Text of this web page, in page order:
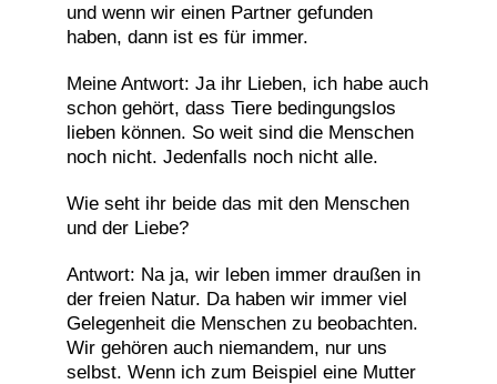
und wenn wir einen Partner gefunden
haben, dann ist es für immer.
Meine Antwort: Ja ihr Lieben, ich habe auch
schon gehört, dass Tiere bedingungslos
lieben können. So weit sind die Menschen
noch nicht. Jedenfalls noch nicht alle.
Wie seht ihr beide das mit den Menschen
und der Liebe?
Antwort: Na ja, wir leben immer draußen in
der freien Natur. Da haben wir immer viel
Gelegenheit die Menschen zu beobachten.
Wir gehören auch niemandem, nur uns
selbst. Wenn ich zum Beispiel eine Mutter